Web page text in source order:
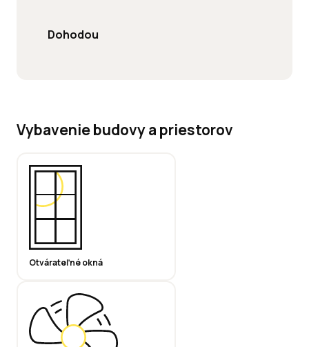
Dohodou
Vybavenie budovy a priestorov
Otvárateľné okná